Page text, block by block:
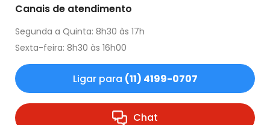
Canais de atendimento
Segunda a Quinta: 8h30 às 17h
Sexta-feira: 8h30 às 16h00
Ligar para (11) 4199-0707
Chat